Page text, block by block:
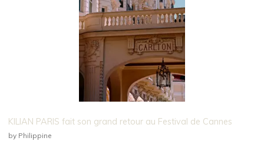
KILIAN PARIS fait son grand retour au Festival de Cannes
by Philippine